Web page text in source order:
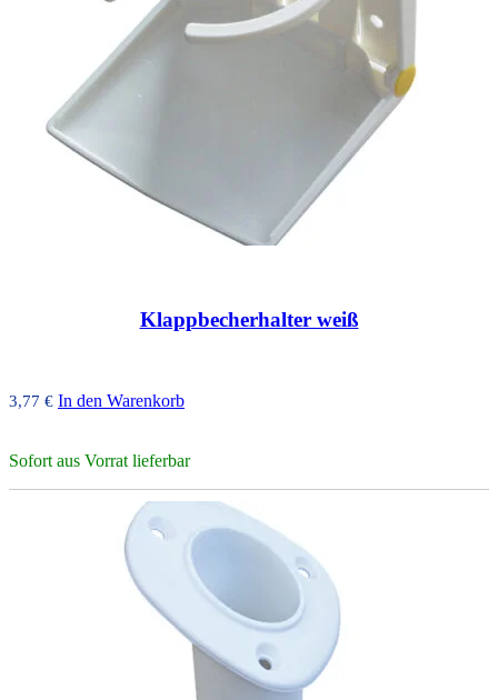
Klappbecherhalter weiß
3,77 € In den Warenkorb
Sofort aus Vorrat lieferbar